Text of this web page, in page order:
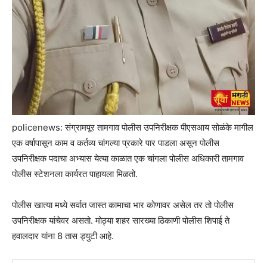
policenews: संग्रामपूर तामगाव पोलीस उपनिरीक्षक पीएसआय सोळंके मागील
एक वर्षापासून काम व कर्तव्य चांगल्या प्रकारे पार पाडला असून पोलीस
उपनिरीक्षक पदाचा अभ्यास येत्या काळात एक चांगला पोलीस अधिकारी तामगाव
पोलीस स्टेशनला कार्यरत पाहायला मिळतो.
पोलीस खात्या मध्ये सर्वात जास्त कामाचा भार कोणावर असेल तर तो पोलीस
उपनिरीक्षक यांचेवर असतो. मोठ्या शहर सारख्या ठिकाणी पोलीस शिपाई ते
हवालदार यांना 8 तास ड्युटी आहे.